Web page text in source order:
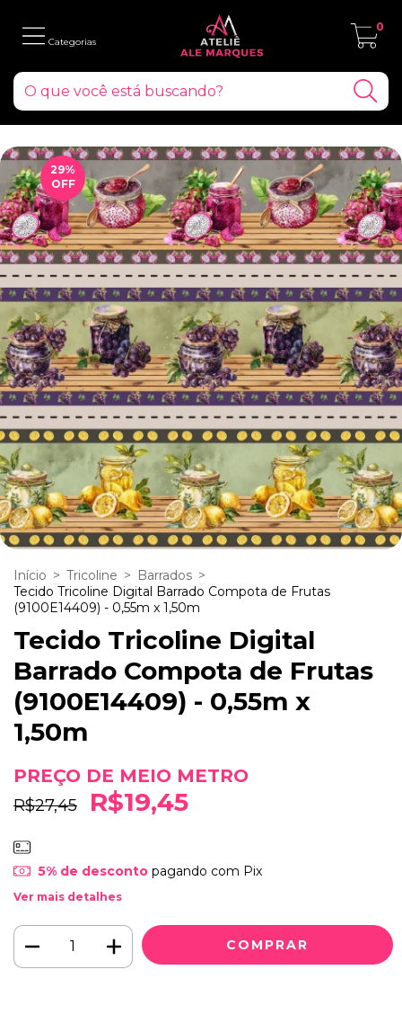
0
29%
OFF
Início > Tricoline > Barrados >
Tecido Tricoline Digital Barrado Compota de Frutas
(9100E14409) - 0,55m x 1,50m
Tecido Tricoline Digital
Barrado Compota de Frutas
(9100E14409) - 0,55m x
1,50m
R$27,45 R$19,45
5% de descontopagando com Pix
Ver mais detalhes